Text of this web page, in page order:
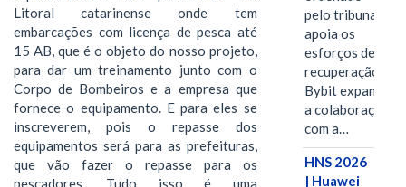
Litoral catarinense onde tem
embarcações com licença de pesca até
15 AB, que é o objeto do nosso projeto,
para dar um treinamento junto com o
Corpo de Bombeiros e a empresa que
fornece o equipamento. E para eles se
inscreverem, pois o repasse dos
equipamentos será para as prefeituras,
que vão fazer o repasse para os
pescadores. Tudo isso é uma
pelo tribunal
apoia os
esforços de
recuperação e
Bybit expande
a colaboração
com a…
HNS 2026
| Huawei